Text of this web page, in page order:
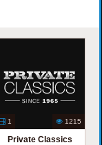
1 1215
Private Classics